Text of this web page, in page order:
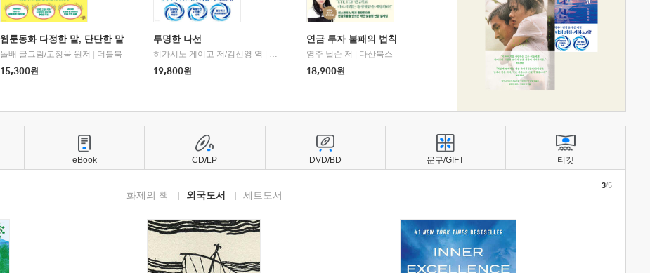
웹툰동화 다정한 말, 단단한 말
돌배 글그림/고정욱 원저
더블북
15,300원
투명한 나선
히가시노 게이고 저/김선영 역
북다
19,800원
연금 투자 불패의 법칙
영주 닐슨 저
다산북스
18,900원
화제의 책 외국도서 세트도서
3/5
eBook CD/LP DVD/BD 문구/GIFT 티켓